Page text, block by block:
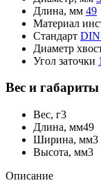
Длина, мм 49
Материал
Стандарт DIN
Диаметр
Угол заточки
Вес и габариты
Вес, г3
Длина, мм49
Ширина, мм3
Высота, мм3
Описание